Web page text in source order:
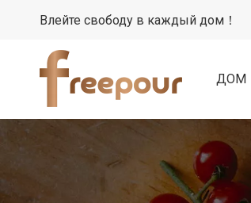
Влейте свободу в каждый дом！
ДОМ